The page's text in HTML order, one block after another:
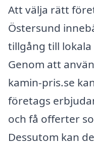
Att välja rätt
Östersund
tillgång till
Genom att
kamin-pris.se
företags
och få offerter
Dessutom kan